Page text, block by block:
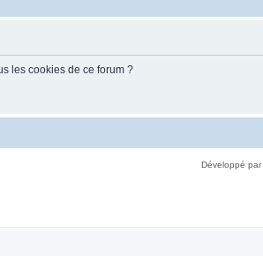
les cookies de ce forum ?
Développé par